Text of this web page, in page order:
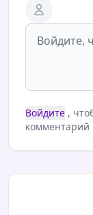
Войдите ,
комментарий